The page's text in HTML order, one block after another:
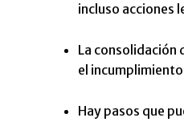
incluso acciones
La consolidación
el
Hay pasos que